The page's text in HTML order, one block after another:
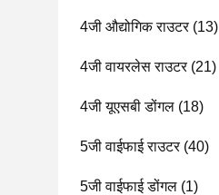
4जी औद्योगिक राउटर(13)
4जी वायरलेस राउटर(21)
4जी यूएसबी डोंगल (18)
5जी वाईफाई राउटर(40)
5जी वाईफाई डोंगल (1)